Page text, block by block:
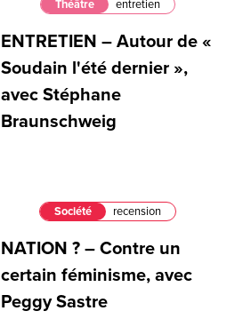
Théâtre entretien
ENTRETIEN – Autour de «
Soudain l'été dernier »,
avec Stéphane
Braunschweig
Société recension
NATION ? – Contre un
certain féminisme, avec
Peggy Sastre